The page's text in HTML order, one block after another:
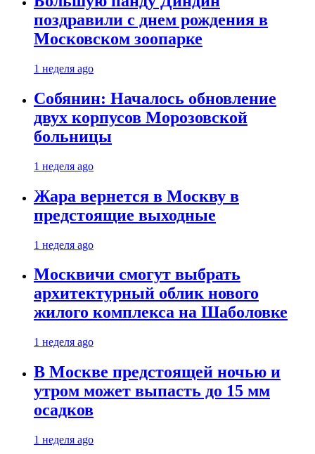
поздравили с днем рождения в
Московском зоопарке
1 неделя ago
Собянин: Началось обновление
двух корпусов Морозовской
больницы
1 неделя ago
Жара вернется в Москву в
предстоящие выходные
1 неделя ago
Москвичи смогут выбрать
архитектурный облик нового
жилого комплекса на Шаболовке
1 неделя ago
В Москве предстоящей ночью и
утром может выпасть до 15 мм
осадков
1 неделя ago